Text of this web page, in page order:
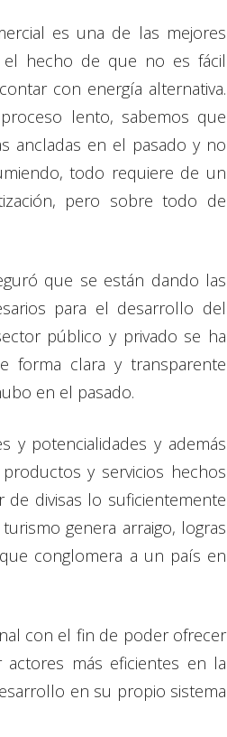
es una de las mejores
el hecho de que no es fácil
con energía alternativa.
lento, sabemos que
ancladas en el pasado y no
todo requiere de un
pero sobre todo de
que se están dando las
para el desarrollo del
público y privado se ha
forma clara y transparente
en el pasado.
y potencialidades y además
y servicios hechos
divisas lo suficientemente
genera arraigo, logras
conglomera a un país en
con el fin de poder ofrecer
más eficientes en la
en su propio sistema